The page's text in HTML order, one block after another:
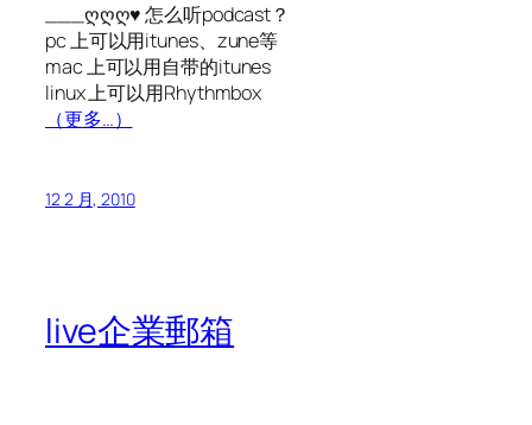
___ღღღ♥ 怎么听podcast？
pc 上可以用itunes、zune等
mac 上可以用自带的itunes
linux 上可以用Rhythmbox
（更多…）
12 2 月, 2010
live企業郵箱